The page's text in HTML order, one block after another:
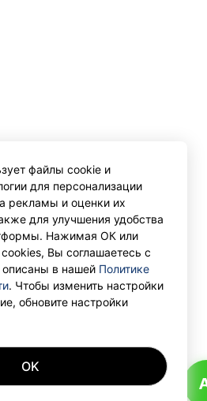
файлы cookie и
для персонализации
рекламы и оценки их
для улучшения удобства
Нажимая ОК или
Вы соглашаетесь с
в нашей Политике
. Чтобы изменить настройки
обновите настройки
OK